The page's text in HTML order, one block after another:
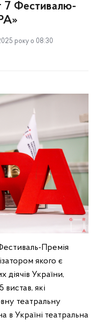
7 Фестивалю-
року о 08:30
Премія
якого є
діячів України,
вистав, які
театральну
в Україні театральна